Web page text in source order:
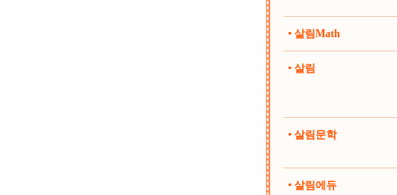
• 살림Math
• 살림
• 살림문학
• 살림에듀